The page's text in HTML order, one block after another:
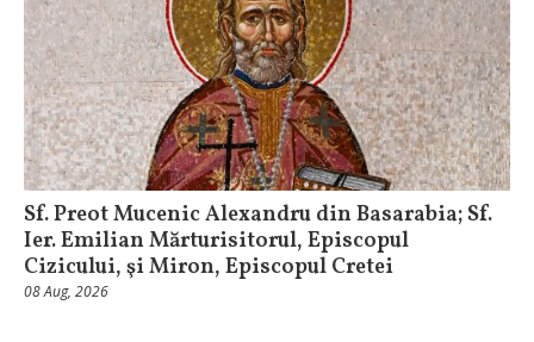
Sf. Preot Mucenic Alexandru din Basarabia; Sf.
Ier. Emilian Mărturisitorul, Episcopul
Cizicului, şi Miron, Episcopul Cretei
08 Aug, 2026